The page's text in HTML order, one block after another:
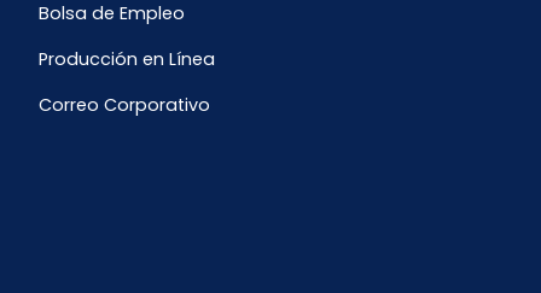
Bolsa de Empleo
Producción en Línea
Correo Corporativo